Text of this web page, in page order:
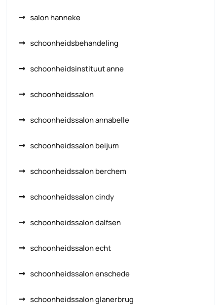
salon hanneke
schoonheidsbehandeling
schoonheidsinstituut anne
schoonheidssalon
schoonheidssalon annabelle
schoonheidssalon beijum
schoonheidssalon berchem
schoonheidssalon cindy
schoonheidssalon dalfsen
schoonheidssalon echt
schoonheidssalon enschede
schoonheidssalon glanerbrug